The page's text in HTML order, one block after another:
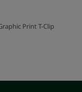
Print T-Clip